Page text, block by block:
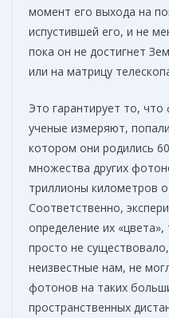
момент его выхода на
испустившей его, и не
пока он не достигнет
или на матрицу
Это гарантирует то,
ученые измеряют,
котором они родились
множества других
триллионы километров
Соответственно,
определение их
просто не
неизвестные нам, не
фотонов на таких
пространственных